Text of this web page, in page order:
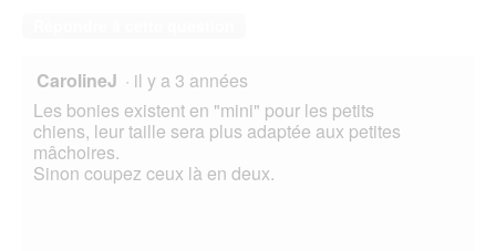
CarolineJ · il y a 3 années
Les bonies existent en "mini" pour les petits
chiens, leur taille sera plus adaptée aux petites
mâchoires.
Sinon coupez ceux là en deux.